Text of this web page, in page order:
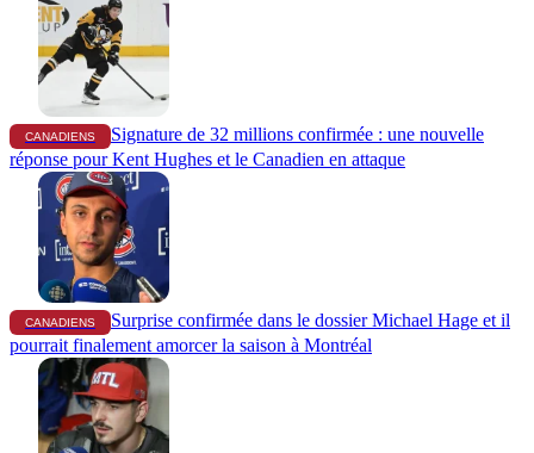
CANADIENS
Signature de 32 millions confirmée : une nouvelle
réponse pour Kent Hughes et le Canadien en attaque
CANADIENS
Surprise confirmée dans le dossier Michael Hage et il
pourrait finalement amorcer la saison à Montréal